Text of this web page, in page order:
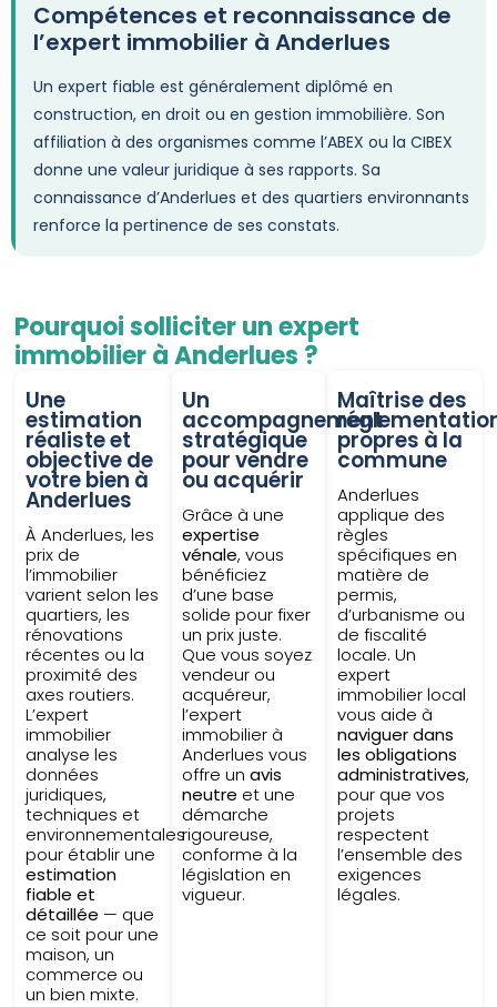
Compétences et reconnaissance de
l’expert immobilier à Anderlues
Un expert fiable est généralement diplômé en
construction, en droit ou en gestion immobilière. Son
affiliation à des organismes comme l’ABEX ou la CIBEX
donne une valeur juridique à ses rapports. Sa
connaissance d’Anderlues et des quartiers environnants
renforce la pertinence de ses constats.
Pourquoi solliciter un expert
immobilier à Anderlues ?
Une
estimation
réaliste et
objective de
votre bien à
Anderlues
À Anderlues, les
prix de
l’immobilier
varient selon les
quartiers, les
rénovations
récentes ou la
proximité des
axes routiers.
L’expert
immobilier
analyse les
données
juridiques,
techniques et
environnementales
pour établir une
estimation
fiable et
détaillée — que
ce soit pour une
maison, un
commerce ou
un bien mixte.
Un
accompagnement
stratégique
pour vendre
ou acquérir
Grâce à une
expertise
vénale, vous
bénéficiez
d’une base
solide pour fixer
un prix juste.
Que vous soyez
vendeur ou
acquéreur,
l’expert
immobilier à
Anderlues vous
offre un avis
neutre et une
démarche
rigoureuse,
conforme à la
législation en
vigueur.
Maîtrise des
propres à la
commune
Anderlues
applique des
règles
spécifiques en
matière de
permis,
d’urbanisme ou
de fiscalité
locale. Un
expert
immobilier local
vous aide à
naviguer dans
les obligations
administratives,
pour que vos
projets
respectent
l’ensemble des
exigences
légales.